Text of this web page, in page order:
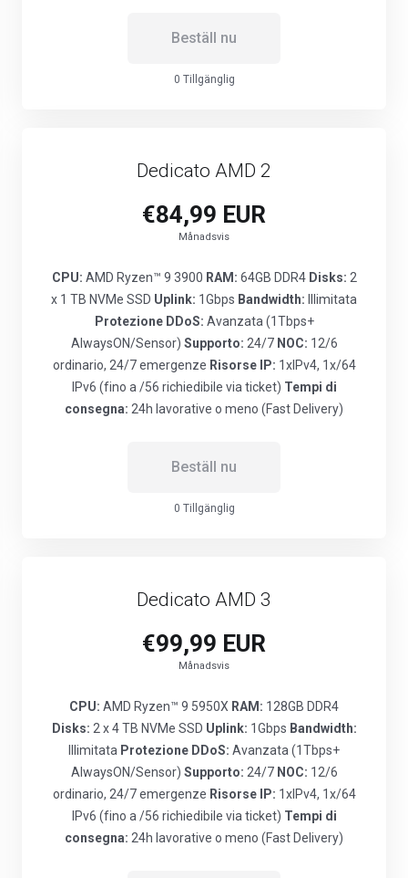
Beställ nu
0 Tillgänglig
Dedicato AMD 2
€84,99 EUR
Månadsvis
CPU: AMD Ryzen™ 9 3900 RAM: 64GB DDR4 Disks: 2
x 1 TB NVMe SSD Uplink: 1Gbps Bandwidth: Illimitata
Protezione DDoS: Avanzata (1Tbps+
AlwaysON/Sensor) Supporto: 24/7 NOC: 12/6
ordinario, 24/7 emergenze Risorse IP: 1xIPv4, 1x/64
IPv6 (fino a /56 richiedibile via ticket) Tempi di
consegna: 24h lavorative o meno (Fast Delivery)
Beställ nu
0 Tillgänglig
Dedicato AMD 3
€99,99 EUR
Månadsvis
CPU: AMD Ryzen™ 9 5950X RAM: 128GB DDR4
Disks: 2 x 4 TB NVMe SSD Uplink: 1Gbps Bandwidth:
Illimitata Protezione DDoS: Avanzata (1Tbps+
AlwaysON/Sensor) Supporto: 24/7 NOC: 12/6
ordinario, 24/7 emergenze Risorse IP: 1xIPv4, 1x/64
IPv6 (fino a /56 richiedibile via ticket) Tempi di
consegna: 24h lavorative o meno (Fast Delivery)